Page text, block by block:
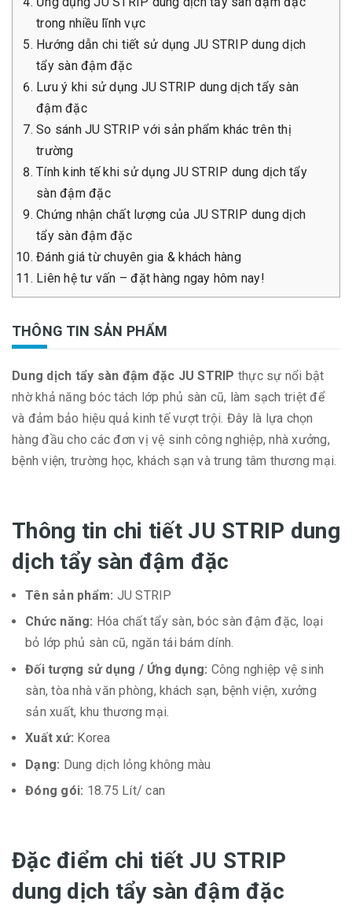
trong nhiều lĩnh vực
Hướng dẫn chi tiết sử dụng JU STRIP dung dịch
tẩy sàn đậm đặc
Lưu ý khi sử dụng JU STRIP dung dịch tẩy sàn
đậm đặc
So sánh JU STRIP với sản phẩm khác trên thị
trường
Tính kinh tế khi sử dụng JU STRIP dung dịch tẩy
sàn đậm đặc
Chứng nhận chất lượng của JU STRIP dung dịch
tẩy sàn đậm đặc
Đánh giá từ chuyên gia & khách hàng
Liên hệ tư vấn – đặt hàng ngay hôm nay!
THÔNG TIN SẢN PHẨM
Dung dịch tẩy sàn đậm đặc JU STRIP thực sự nổi bật
nhờ khả năng bóc tách lớp phủ sàn cũ, làm sạch triệt để
và đảm bảo hiệu quả kinh tế vượt trội. Đây là lựa chọn
hàng đầu cho các đơn vị vệ sinh công nghiệp, nhà xưởng,
bệnh viện, trường học, khách sạn và trung tâm thương mại.
Thông tin chi tiết JU STRIP dung
dịch tẩy sàn đậm đặc
Tên sản phẩm: JU STRIP
Chức năng: Hóa chất tẩy sàn, bóc sàn đậm đặc, loại
bỏ lớp phủ sàn cũ, ngăn tái bám dính.
Đối tượng sử dụng / Ứng dụng: Công nghiệp vệ sinh
sàn, tòa nhà văn phòng, khách sạn, bệnh viện, xưởng
sản xuất, khu thương mại.
Xuất xứ: Korea
Dạng: Dung dịch lỏng không màu
Đóng gói: 18.75 Lít/ can
Đặc điểm chi tiết JU STRIP
dung dịch tẩy sàn đậm đặc